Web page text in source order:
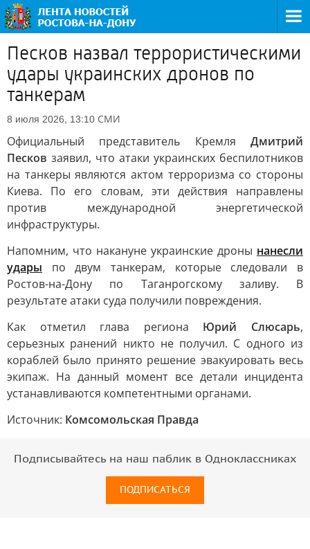
Песков назвал террористическими
удары украинских дронов по
танкерам
8 июля 2026, 13:10 СМИ
Официальный представитель Кремля Дмитрий
Песков заявил, что атаки украинских беспилотников
на танкеры являются актом терроризма со стороны
Киева. По его словам, эти действия направлены
против международной энергетической
инфраструктуры.
Напомним, что накануне украинские дроны нанесли
удары по двум танкерам, которые следовали в
Ростов-на-Дону по Таганрогскому заливу. В
результате атаки суда получили повреждения.
Как отметил глава региона Юрий Слюсарь,
серьезных ранений никто не получил. С одного из
кораблей было принято решение эвакуировать весь
экипаж. На данный момент все детали инцидента
устанавливаются компетентными органами.
Источник: Комсомольская Правда
Подписывайтесь на наш паблик в Одноклассниках
ПОДПИСАТЬСЯ